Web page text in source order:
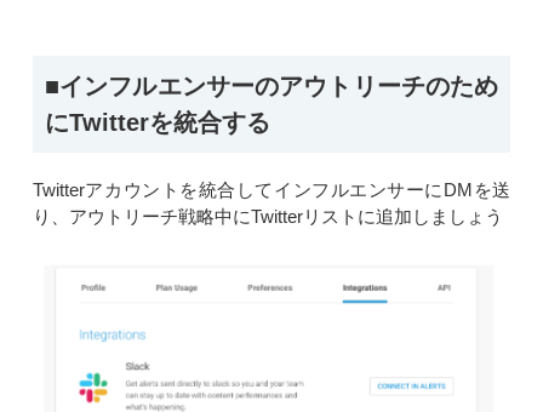
■インフルエンサーのアウトリーチのため
にTwitterを統合する
Twitterアカウントを統合してインフルエンサーにDMを送
り、アウトリーチ戦略中にTwitterリストに追加しましょう